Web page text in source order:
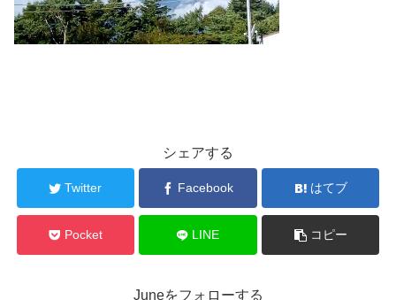
シェアする
Twitter Facebook はてブ
Pocket LINE コピー
Juneをフォローする